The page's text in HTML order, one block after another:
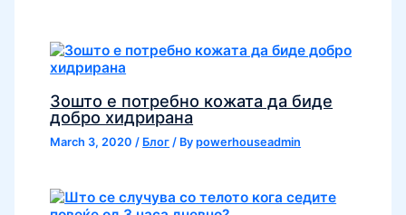
Зошто е потребно кожата да биде
добро хидрирана
March 3, 2020/ Блог / Bypowerhouseadmin